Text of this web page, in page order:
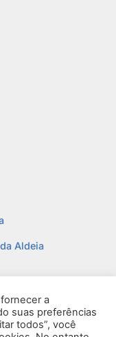
Aldeia
a
suas preferências
todos”, você